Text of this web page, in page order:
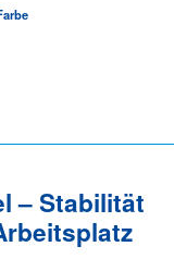
– Stabilität